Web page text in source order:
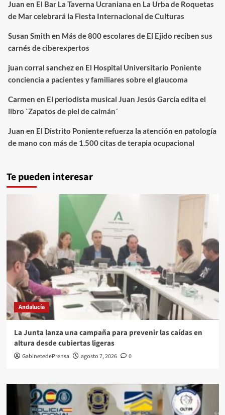
Juan en El Bar La Taverna Ucraniana en La Urba de Roquetas
de Mar celebrará la Fiesta Internacional de Culturas
Susan Smith en Más de 800 escolares de El Ejido reciben sus
carnés de ciberexpertos
juan corral sanchezen El Hospital Universitario Poniente
conciencia a pacientes y familiares sobre el glaucoma
Carmen en El periodista musical Juan Jesús García edita el
libro `Zapatos de piel de caimán´
Juan en El Distrito Poniente refuerza la atención en patología
de mano con más de 1.500 citas de terapia ocupacional
Te pueden interesar
Andalucía
La Junta lanza una campaña para prevenir las caídas en
altura desde cubiertas ligeras
GabinetedePrensa agosto 7, 2026 0